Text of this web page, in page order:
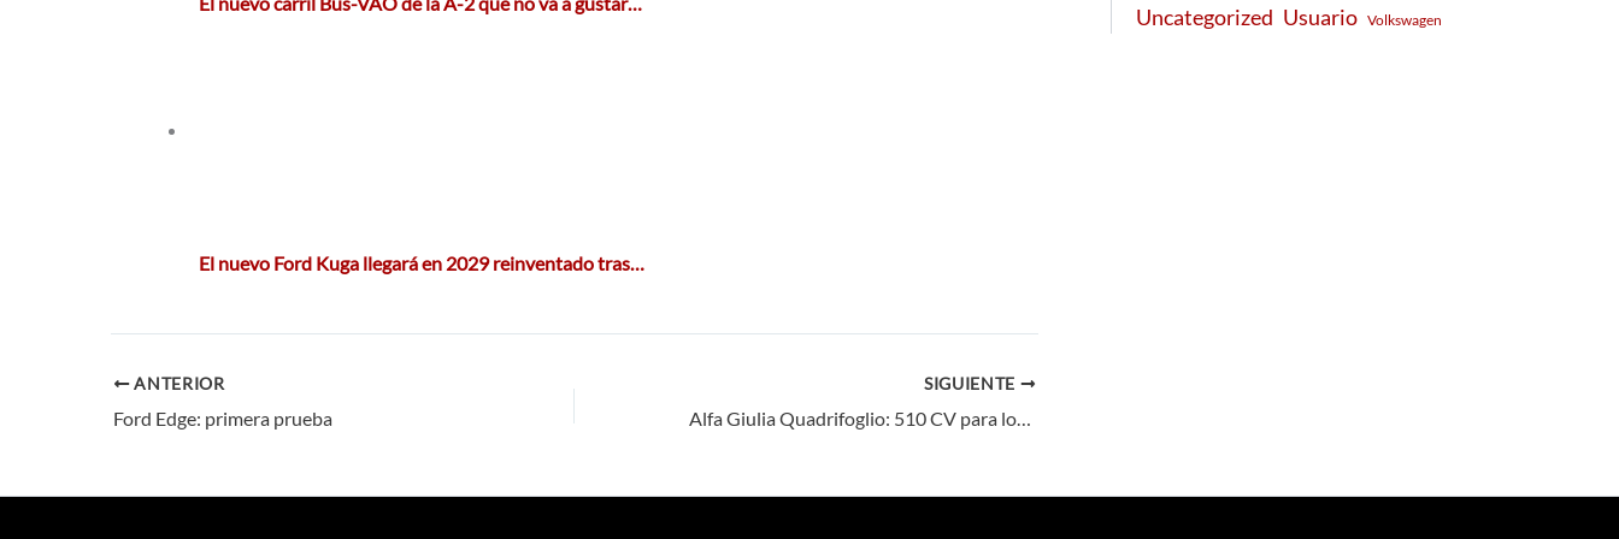
El nuevo Ford Kuga llegará en 2029 reinventado tras…
ANTERIOR
Ford Edge: primera prueba
SIGUIENTE
Alfa Giulia Quadrifoglio: 510 CV para los Carabinieri
Uncategorized Usuario Volkswagen